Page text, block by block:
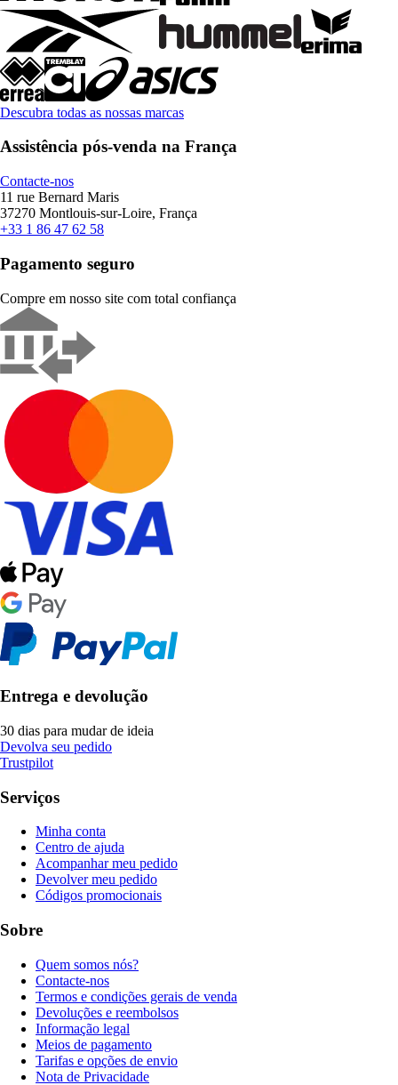
Descubra todas as nossas marcas
Assistência pós-venda na França
Contacte-nos
11 rue Bernard Maris
37270 Montlouis-sur-Loire, França
+33 1 86 47 62 58
Pagamento seguro
Compre em nosso site com total confiança
Entrega e devolução
30 dias para mudar de ideia
Devolva seu pedido
Trustpilot
Serviços
Minha conta
Centro de ajuda
Acompanhar meu pedido
Devolver meu pedido
Códigos promocionais
Sobre
Quem somos nós?
Contacte-nos
Termos e condições gerais de venda
Devoluções e reembolsos
Informação legal
Meios de pagamento
Tarifas e opções de envio
Nota de Privacidade